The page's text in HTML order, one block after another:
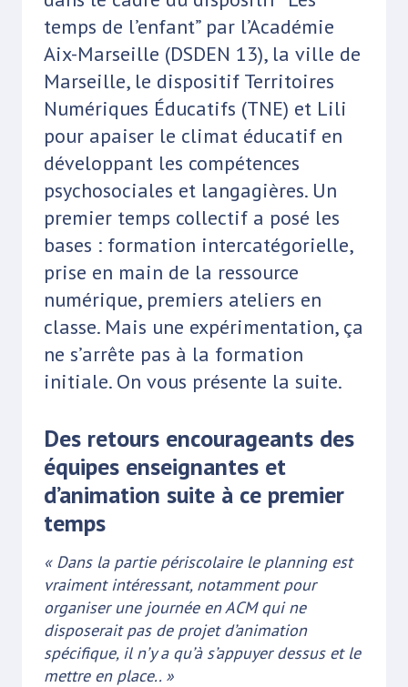
temps de l’enfant” par l’Académie
Aix-Marseille (DSDEN 13), la ville de
Marseille, le dispositif Territoires
Numériques Éducatifs (TNE) et Lili
pour apaiser le climat éducatif en
développant les compétences
psychosociales et langagières. Un
premier temps collectif a posé les
bases : formation intercatégorielle,
prise en main de la ressource
numérique, premiers ateliers en
classe. Mais une expérimentation, ça
ne s’arrête pas à la formation
initiale. On vous présente la suite.
Des retours encourageants des
équipes enseignantes et
d’animation suite à ce premier
temps
« Dans la partie périscolaire le planning est
vraiment intéressant, notamment pour
organiser une journée en ACM qui ne
disposerait pas de projet d’animation
spécifique, il n’y a qu’à s’appuyer dessus et le
mettre en place.. »